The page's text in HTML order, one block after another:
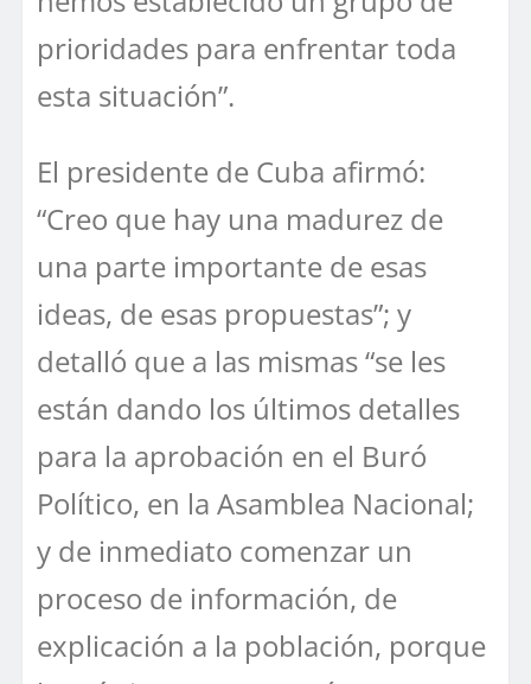
prioridades para enfrentar toda
esta situación”.
El presidente de Cuba afirmó:
“Creo que hay una madurez de
una parte importante de esas
ideas, de esas propuestas”; y
detalló que a las mismas “se les
están dando los últimos detalles
para la aprobación en el Buró
Político, en la Asamblea Nacional;
y de inmediato comenzar un
proceso de información, de
explicación a la población, porque